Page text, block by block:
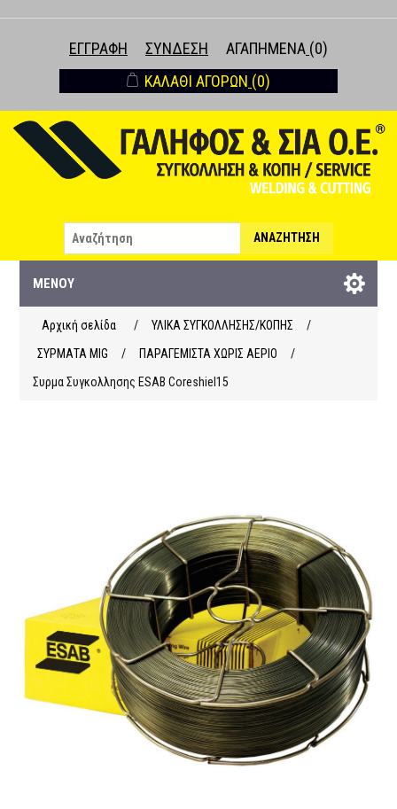
ΕΓΓΡΑΦΉ ΣΎΝΔΕΣΗ ΑΓΑΠΗΜΈΝΑ (0)
ΚΑΛΆΘΙ ΑΓΟΡΏΝ (0)
ΑΝΑΖΉΤΗΣΗ
ΜΕΝΟΎ
Αρχική σελίδα / ΥΛΙΚΑ ΣΥΓΚΟΛΛΗΣΗΣ/ΚΟΠΗΣ
/
ΣΥΡΜΑΤΑ ΜΙG
/ ΠΑΡΑΓΕΜΙΣΤΑ ΧΩΡΙΣ ΑΕΡΙΟ
/
Συρμα Συγκολλησης ESAB Coreshiel15